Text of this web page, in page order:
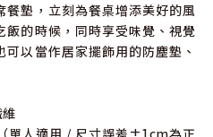
餐墊，立刻為餐桌增添美好的風
飯的時候，同時享受味覺、視覺
以當作居家擺飾用的防塵墊、